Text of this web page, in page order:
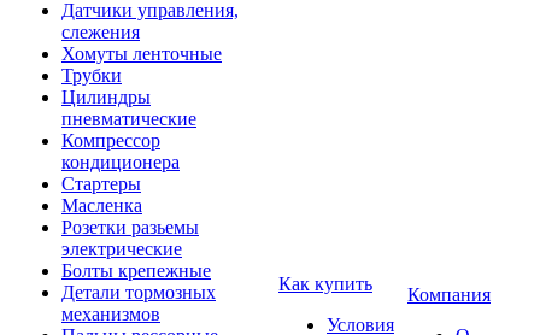
Датчики управления,
слежения
Хомуты ленточные
Трубки
Цилиндры
пневматические
Компрессор
кондиционера
Стартеры
Масленка
Розетки разьемы
электрические
Болты крепежные
Детали тормозных
механизмов
Как купить
Условия
Компания